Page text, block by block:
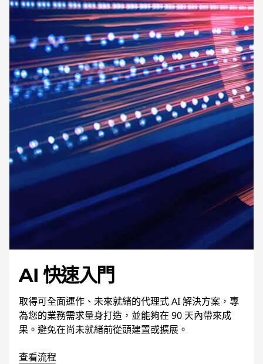
AI 快速入門
取得可全面運作、未來就緒的代理式 AI 解決方案，專
為您的業務需求量身打造，並能夠在 90 天內帶來成
果。避免在尚未就緒前從頭建置或擴展。
查看流程